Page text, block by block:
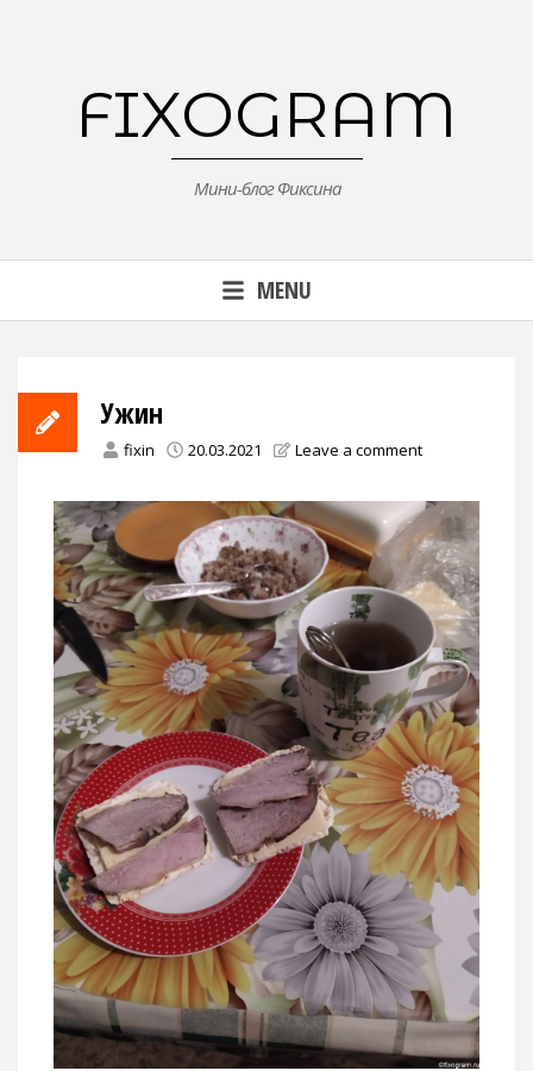
FIXOGRAM
Мини-блог Фиксина
MENU
Ужин
fixin 20.03.2021 Leave a comment